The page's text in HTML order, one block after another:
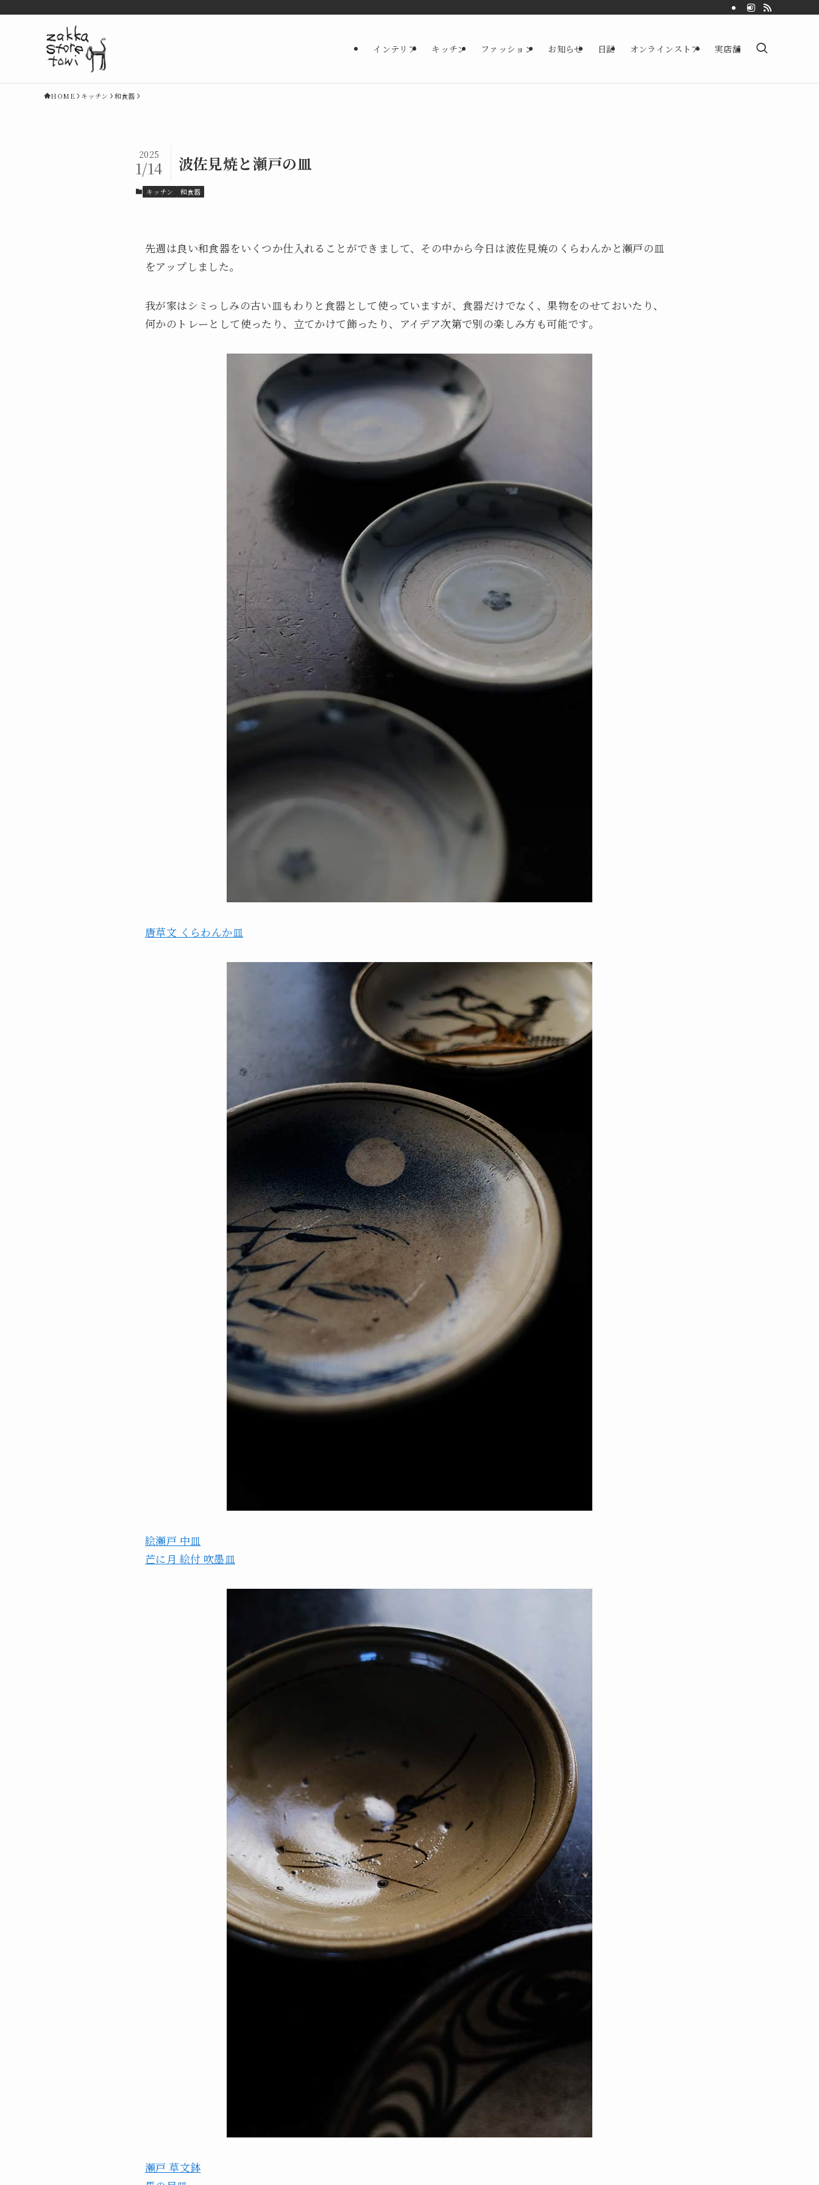
インテリア キッチン ファッション お知らせ 日記 オンラインストア 実店舗
HOME キッチン 和食器
波佐見焼と瀬戸の皿
2025
1/14
キッチン 和食器
先週は良い和食器をいくつか仕入れることができまして、その中から今日は波佐見焼のくらわんかと瀬戸の皿
をアップしました。
我が家はシミっしみの古い皿もわりと食器として使っていますが、食器だけでなく、果物をのせておいたり、
何かのトレーとして使ったり、立てかけて飾ったり、アイデア次第で別の楽しみ方も可能です。
唐草文 くらわんか皿
絵瀬戸 中皿
芒に月 絵付 吹墨皿
瀬戸 草文鉢